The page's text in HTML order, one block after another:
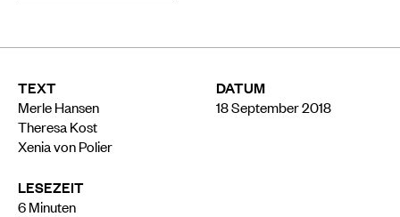
TEXT
Merle Hansen
Theresa Kost
Xenia von Polier
LESEZEIT
6Minuten
DATUM
18 September 2018